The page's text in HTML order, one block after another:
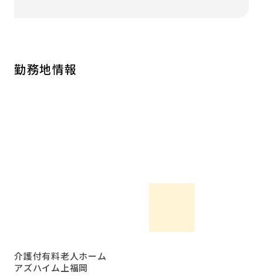
勤務地情報
介護付有料老人ホーム
アズハイム上福岡